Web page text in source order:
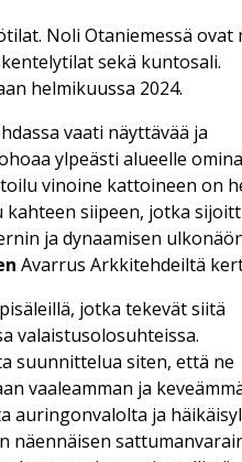
Noli Otaniemessä ovat
sekä kuntosali.
helmikuussa 2024.
vaati näyttävää ja
ylpeästi alueelle
vinoine kattoineen on
kahteen siipeen, jotka
ja dynaamisen
Avarrus Arkkitehdeiltä
jotka tekevät siitä
valaistusolosuhteissa.
suunnittelua siten, että ne
vaaleamman ja
auringonvalolta ja
näennäisen